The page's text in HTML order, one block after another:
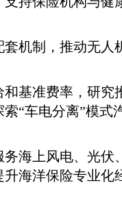
机制，推动无
基准费率，研
“车电分离”模
海上风电、光
海洋保险专业